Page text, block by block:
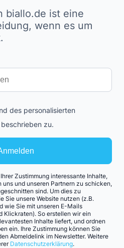
biallo.de ist eine
wenn es um
des personalisierten
zu.
Zustimmung interessante Inhalte,
uns und unseren Partnern zu schicken,
sind. Um dies zu
Sie unsere Website nutzen (z.B.
wie Sie mit unseren E-Mails
Klickraten). So erstellen wir ein
Inhalte liefert, und ordnen
ein. Ihre Zustimmung können Sie
Abmeldelink im Newsletter. Weitere
Datenschutzerklärung.